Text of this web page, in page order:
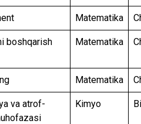
Matematika
boshqarish
Matematika
Matematika
va atrof-
Kimyo